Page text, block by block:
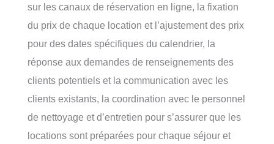
sur les canaux de réservation en ligne, la fixation
du prix de chaque location et l’ajustement des prix
pour des dates spécifiques du calendrier, la
réponse aux demandes de renseignements des
clients potentiels et la communication avec les
clients existants, la coordination avec le personnel
de nettoyage et d’entretien pour s’assurer que les
locations sont préparées pour chaque séjour et